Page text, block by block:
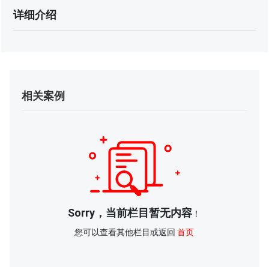
详细介绍
相关案例
Sorry，当前栏目暂无内容 ！
您可以查看其他栏目或返回首页